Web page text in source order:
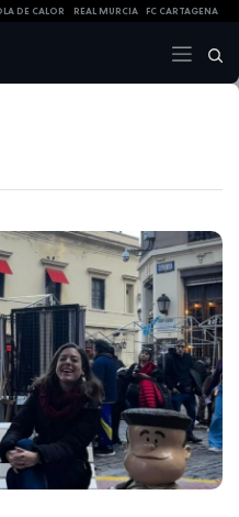
DE CALOR REAL MURCIA FC CARTAGENA